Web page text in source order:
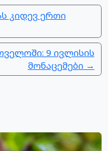
კიდევ ერთი
9 ივლისის
მონაცემები →